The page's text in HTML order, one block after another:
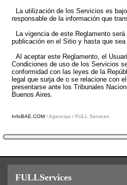
La utilización de los Servicios es
responsable de la información que
La vigencia de este Reglamento
publicación en el Sitio y hasta que
Al aceptar este Reglamento, el
Condiciones de uso de los Servicios
conformidad con las leyes de la
legal que surja de o se relacione con
presentarse ante los Tribunales
Buenos Aires.
InfoBAE.COM / Agencias / FULL Services
FULLServices